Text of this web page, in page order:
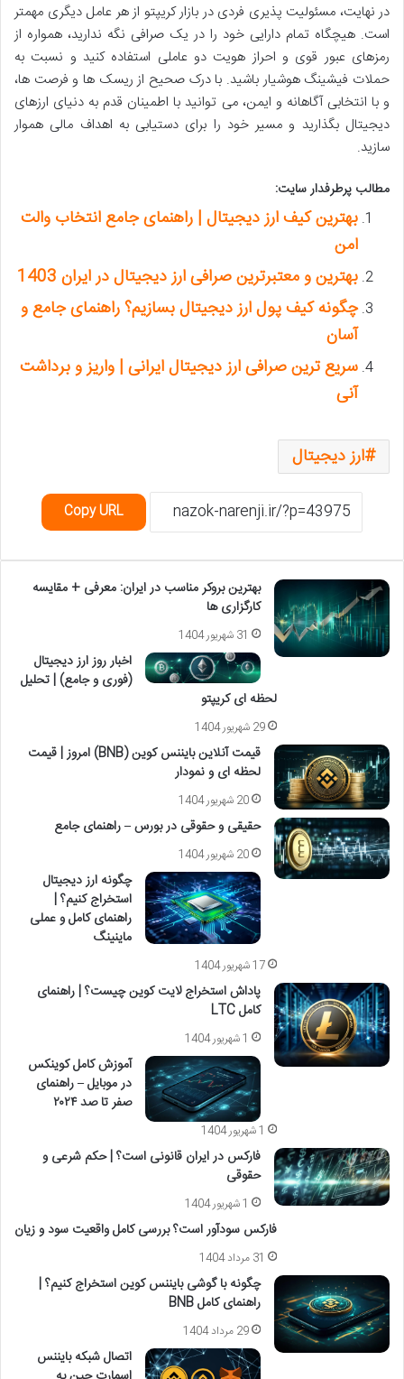
در نهایت، مسئولیت پذیری فردی در بازار کریپتو از هر عامل دیگری مهمتر
است. هیچگاه تمام دارایی خود را در یک صرافی نگه ندارید، همواره از
رمزهای عبور قوی و احراز هویت دو عاملی استفاده کنید و نسبت به
حملات فیشینگ هوشیار باشید. با درک صحیح از ریسک ها و فرصت ها،
و با انتخابی آگاهانه و ایمن، می توانید با اطمینان قدم به دنیای ارزهای
دیجیتال بگذارید و مسیر خود را برای دستیابی به اهداف مالی هموار
سازید.
مطالب پرطرفدار سایت:
بهترین کیف ارز دیجیتال | راهنمای جامع انتخاب والت
امن
بهترین و معتبرترین صرافی ارز دیجیتال در ایران 1403
چگونه کیف پول ارز دیجیتال بسازیم؟ راهنمای جامع و
آسان
سریع ترین صرافی ارز دیجیتال ایرانی | واریز و برداشت
آنی
ارز دیجیتال
Copy URL
بهترین بروکر مناسب در ایران: معرفی + مقایسه
کارگزاری ها
31 شهریور 1404
اخبار روز ارز دیجیتال
(فوری و جامع) | تحلیل
لحظه ای کریپتو
29 شهریور 1404
قیمت آنلاین بایننس کوین (BNB) امروز | قیمت
لحظه ای و نمودار
20 شهریور 1404
حقیقی و حقوقی در بورس – راهنمای جامع
20 شهریور 1404
چگونه ارز دیجیتال
استخراج کنیم؟ |
راهنمای کامل و عملی
ماینینگ
17 شهریور 1404
پاداش استخراج لایت کوین چیست؟ | راهنمای
کامل LTC
1 شهریور 1404
آموزش کامل کوینکس
در موبایل – راهنمای
صفر تا صد ۲۰۲۴
1 شهریور 1404
فارکس در ایران قانونی است؟ | حکم شرعی و
حقوقی
1 شهریور 1404
فارکس سودآور است؟ بررسی کامل واقعیت سود و زیان
31 مرداد 1404
چگونه با گوشی بایننس کوین استخراج کنیم؟ |
راهنمای کامل BNB
29 مرداد 1404
اتصال شبکه بایننس